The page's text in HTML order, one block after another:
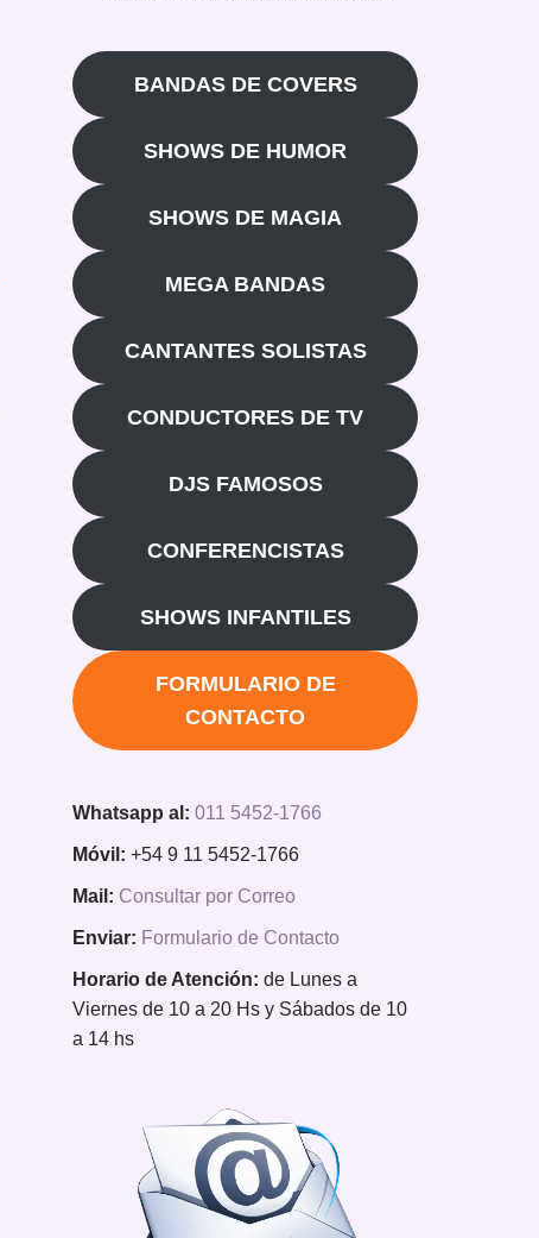
BANDAS DE COVERS
SHOWS DE HUMOR
SHOWS DE MAGIA
MEGA BANDAS
CANTANTES SOLISTAS
CONDUCTORES DE TV
DJS FAMOSOS
CONFERENCISTAS
SHOWS INFANTILES
FORMULARIO DE
CONTACTO
Whatsapp al: 011 5452-1766
Móvil: +54 9 11 5452-1766
Mail: Consultar por Correo
Enviar: Formulario de Contacto
Horario de Atención: de Lunes a
Viernes de 10 a 20 Hs y Sábados de 10
a 14 hs